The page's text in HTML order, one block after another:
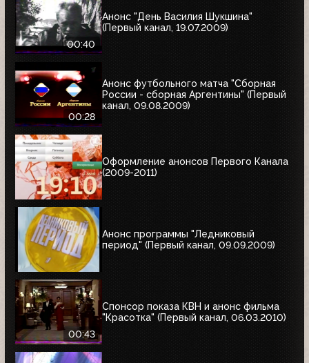
00:40
Анонс "День Василия Шукшина"
(Первый канал, 19.07.2009)
00:28
Анонс футбольного матча "Сборная
России - сборная Аргентины" (Первый
канал, 09.08.2009)
Оформление анонсов Первого Канала
(2009-2011)
Анонс программы "Ледниковый
период" (Первый канал, 09.09.2009)
00:43
Спонсор показа КВН и анонс фильма
"Красотка" (Первый канал, 06.03.2010)